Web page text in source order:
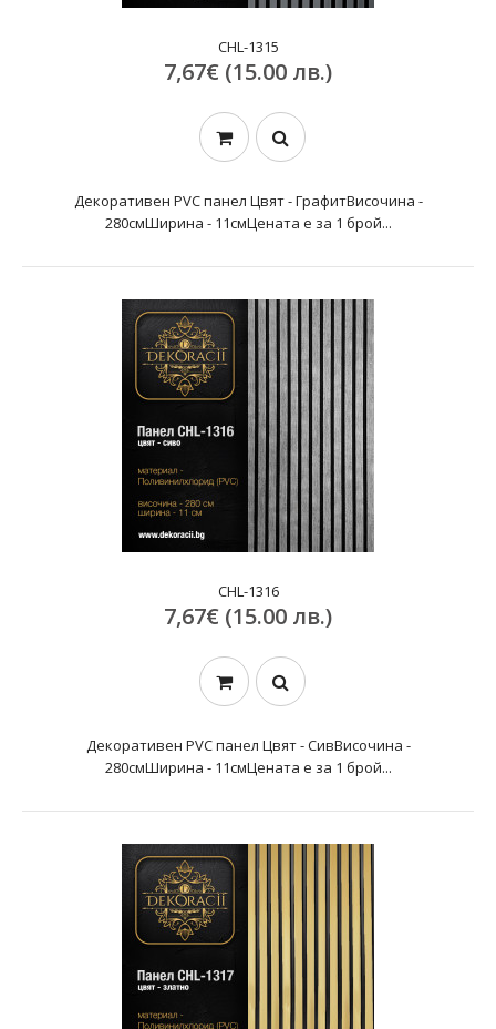
CHL-1315
7,67€ (15.00 лв.)
Декоративен PVC панел Цвят - ГрафитВисочина -
280смШирина - 11смЦената е за 1 брой...
CHL-1316
7,67€ (15.00 лв.)
Декоративен PVC панел Цвят - СивВисочина -
280смШирина - 11смЦената е за 1 брой...